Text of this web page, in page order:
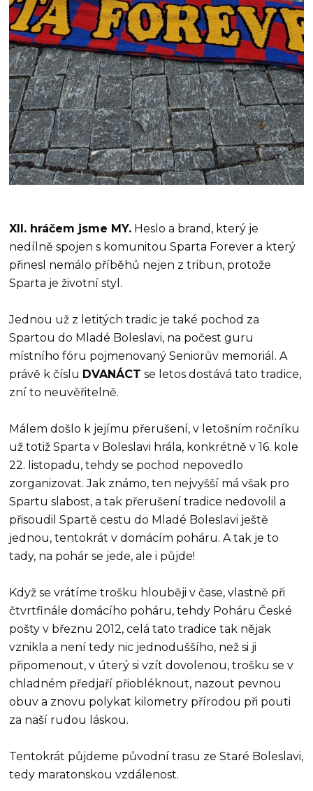
XII. hráčem jsme MY. Heslo a brand, který je
nedílně spojen s komunitou Sparta Forever a který
přinesl nemálo příběhů nejen z tribun, protože
Sparta je životní styl.
Jednou už z letitých tradic je také pochod za
Spartou do Mladé Boleslavi, na počest guru
místního fóru pojmenovaný Seniorův memoriál. A
právě k číslu DVANÁCT se letos dostává tato tradice,
zní to neuvěřitelně.
Málem došlo k jejímu přerušení, v letošním ročníku
už totiž Sparta v Boleslavi hrála, konkrétně v 16. kole
22. listopadu, tehdy se pochod nepovedlo
zorganizovat. Jak známo, ten nejvyšší má však pro
Spartu slabost, a tak přerušení tradice nedovolil a
přisoudil Spartě cestu do Mladé Boleslavi ještě
jednou, tentokrát v domácím poháru. A tak je to
tady, na pohár se jede, ale i půjde!
Když se vrátíme trošku hlouběji v čase, vlastně při
čtvrtfinále domácího poháru, tehdy Poháru České
pošty v březnu 2012, celá tato tradice tak nějak
vznikla a není tedy nic jednoduššího, než si ji
připomenout, v úterý si vzít dovolenou, trošku se v
chladném předjaří přiobléknout, nazout pevnou
obuv a znovu polykat kilometry přírodou při pouti
za naší rudou láskou.
Tentokrát půjdeme původní trasu ze Staré Boleslavi,
tedy maratonskou vzdálenost.